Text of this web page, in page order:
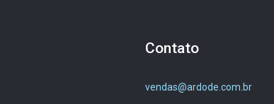
Contato
vendas@ardode.com.br